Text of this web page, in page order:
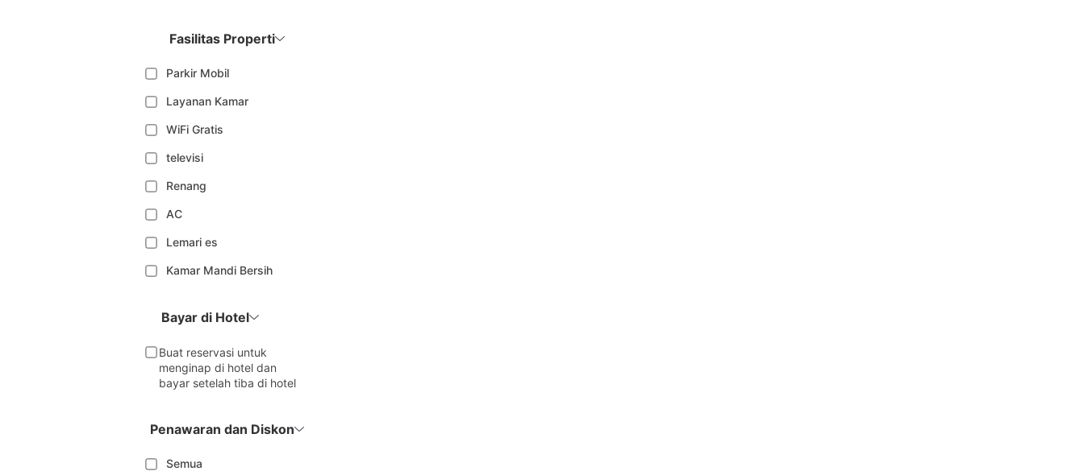
Fasilitas Properti
Parkir Mobil
Layanan Kamar
WiFi Gratis
televisi
Renang
AC
Lemari es
Kamar Mandi Bersih
Bayar di Hotel
Buat reservasi untuk
menginap di hotel dan
bayar setelah tiba di hotel
Penawaran dan Diskon
Semua